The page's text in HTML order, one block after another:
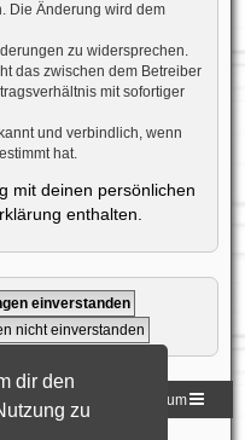
dir den
zu
Die Änderung wird dem
zu widersprechen.
das zwischen dem Betreiber
mit sofortiger
und verbindlich, wenn
hat.
mit deinen persönlichen
enthalten.
Impressum